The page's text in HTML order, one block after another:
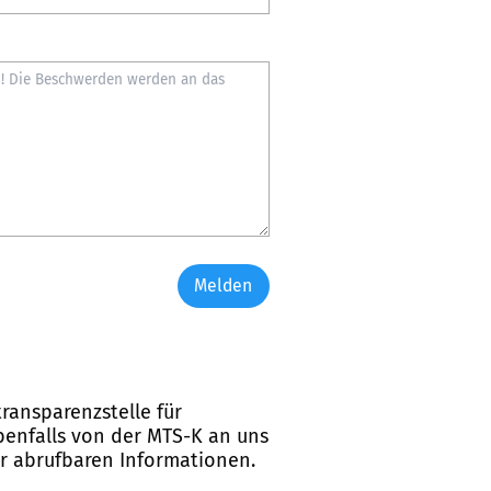
Melden
für
von der MTS-K an uns
abrufbaren Informationen.